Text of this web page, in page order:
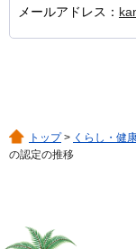
メールアドレス：
トップ> くらし・健
の認定の推移